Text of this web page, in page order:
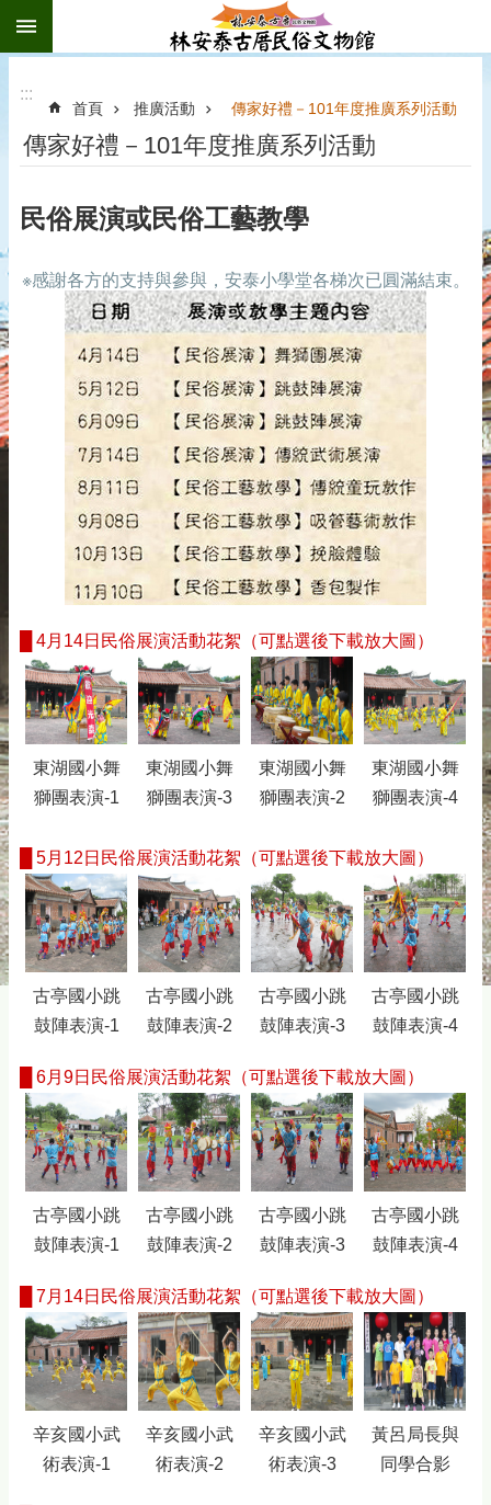
跳到主要內容區塊
:::
首頁 推廣活動 傳家好禮－101年度推廣系列活動
傳家好禮－101年度推廣系列活動
民俗展演或民俗工藝教學
※感謝各方的支持與參與，安泰小學堂各梯次已圓滿結束。
4月14日民俗展演活動花絮（可點選後下載放大圖）
東湖國小舞
獅團表演-1
東湖國小舞
獅團表演-3
東湖國小舞
獅團表演-2
東湖國小舞
獅團表演-4
5月12日民俗展演活動花絮（可點選後下載放大圖）
古亭國小跳
鼓陣表演-1
古亭國小跳
鼓陣表演-2
古亭國小跳
鼓陣表演-3
古亭國小跳
鼓陣表演-4
6月9日民俗展演活動花絮（可點選後下載放大圖）
古亭國小跳
鼓陣表演-1
古亭國小跳
鼓陣表演-2
古亭國小跳
鼓陣表演-3
古亭國小跳
鼓陣表演-4
7月14日民俗展演活動花絮（可點選後下載放大圖）
辛亥國小武
術表演-1
辛亥國小武
術表演-2
辛亥國小武
術表演-3
黃呂局長與
同學合影